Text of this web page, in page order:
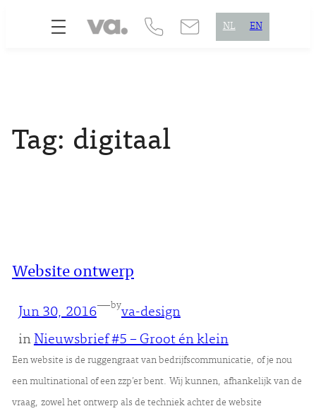
NL EN
Tag: digitaal
Website ontwerp
Jun 30, 2016—byva-design
in Nieuwsbrief #5 – Groot én klein
Een website is de ruggengraat van bedrijfscommunicatie, of je nou
een multinational of een zzp’er bent. Wij kunnen, afhankelijk van de
vraag, zowel het ontwerp als de techniek achter de website